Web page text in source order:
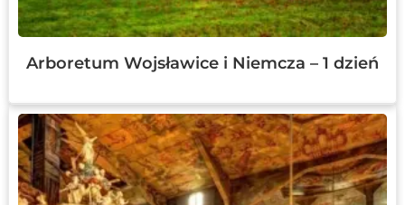
Arboretum Wojsławice i Niemcza – 1 dzień